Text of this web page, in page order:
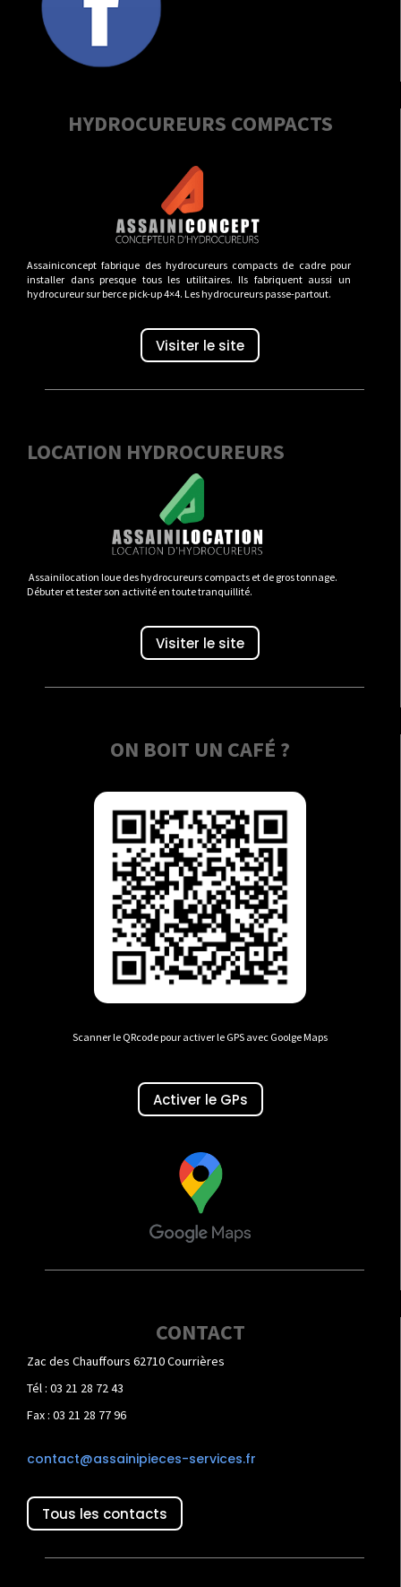
HYDROCUREURS COMPACTS
Assainiconcept fabrique des hydrocureurs compacts de cadre pour
installer dans presque tous les utilitaires. Ils fabriquent aussi un
hydrocureur sur berce pick-up 4×4. Les hydrocureurs passe-partout.
Visiter le site
LOCATION HYDROCUREURS
Assainilocation loue des hydrocureurs compacts et de gros tonnage.
Débuter et tester son activité en toute tranquillité.
Visiter le site
ON BOIT UN CAFÉ ?
Scanner le QRcode pour activer le GPS avec Goolge Maps
Activer le GPs
CONTACT
Zac des Chauffours 62710 Courrières
Tél : 03 21 28 72 43
Fax : 03 21 28 77 96
contact@assainipieces-services.fr
Tous les contacts